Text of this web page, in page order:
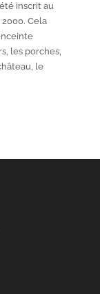
inscrit au
Cela
les porches,
le